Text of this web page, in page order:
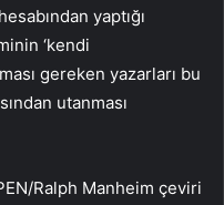
yaptığı
‘kendi
gereken yazarları bu
utanması
Ralph Manheim çeviri